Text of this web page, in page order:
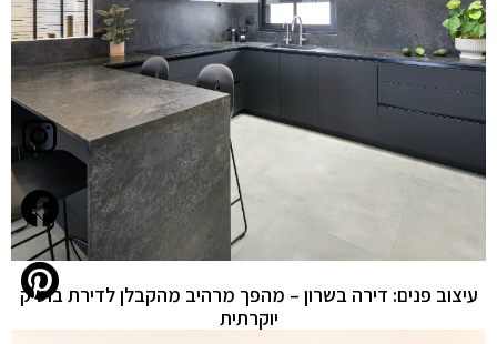
עיצוב פנים: דירה בשרון – מהפך מרהיב מהקבלן לדירת בוטיק
יוקרתית